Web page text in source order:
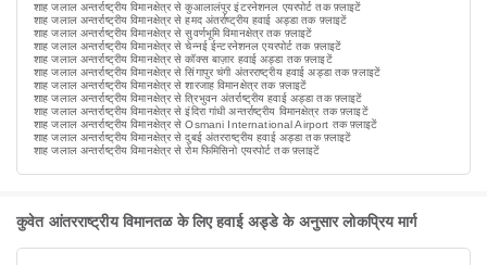
शाह जलाल अन्तर्राष्ट्रीय विमानक्षेत्र से कुआलालंपुर इंटरनेशनल एयरपोर्ट तक फ़्लाइटें
शाह जलाल अन्तर्राष्ट्रीय विमानक्षेत्र से हमद अंतर्राष्ट्रीय हवाई अड्डा तक फ़्लाइटें
शाह जलाल अन्तर्राष्ट्रीय विमानक्षेत्र से सुवर्णभूमि विमानक्षेत्र तक फ़्लाइटें
शाह जलाल अन्तर्राष्ट्रीय विमानक्षेत्र से चेन्नई ईन्टरनेशनल एयरपोर्ट तक फ़्लाइटें
शाह जलाल अन्तर्राष्ट्रीय विमानक्षेत्र से कॉक्स बाज़ार हवाई अड्डा तक फ़्लाइटें
शाह जलाल अन्तर्राष्ट्रीय विमानक्षेत्र से सिंगापुर चंगी अंतरराष्ट्रीय हवाई अड्डा तक फ़्लाइटें
शाह जलाल अन्तर्राष्ट्रीय विमानक्षेत्र से शारजाह विमानक्षेत्र तक फ़्लाइटें
शाह जलाल अन्तर्राष्ट्रीय विमानक्षेत्र से त्रिभुवन अंतर्राष्ट्रीय हवाई अड्डा तक फ़्लाइटें
शाह जलाल अन्तर्राष्ट्रीय विमानक्षेत्र से इंदिरा गांधी अन्तर्राष्ट्रीय विमानक्षेत्र तक फ़्लाइटें
शाह जलाल अन्तर्राष्ट्रीय विमानक्षेत्र से Osmani International Airport तक फ़्लाइटें
शाह जलाल अन्तर्राष्ट्रीय विमानक्षेत्र से दुबई अंतरराष्ट्रीय हवाई अड्डा तक फ़्लाइटें
शाह जलाल अन्तर्राष्ट्रीय विमानक्षेत्र से रोम फिमिसिनो एयरपोर्ट तक फ़्लाइटें
कुवेत आंतरराष्ट्रीय विमानतळ के लिए हवाई अड्डे के अनुसार लोकप्रिय मार्ग